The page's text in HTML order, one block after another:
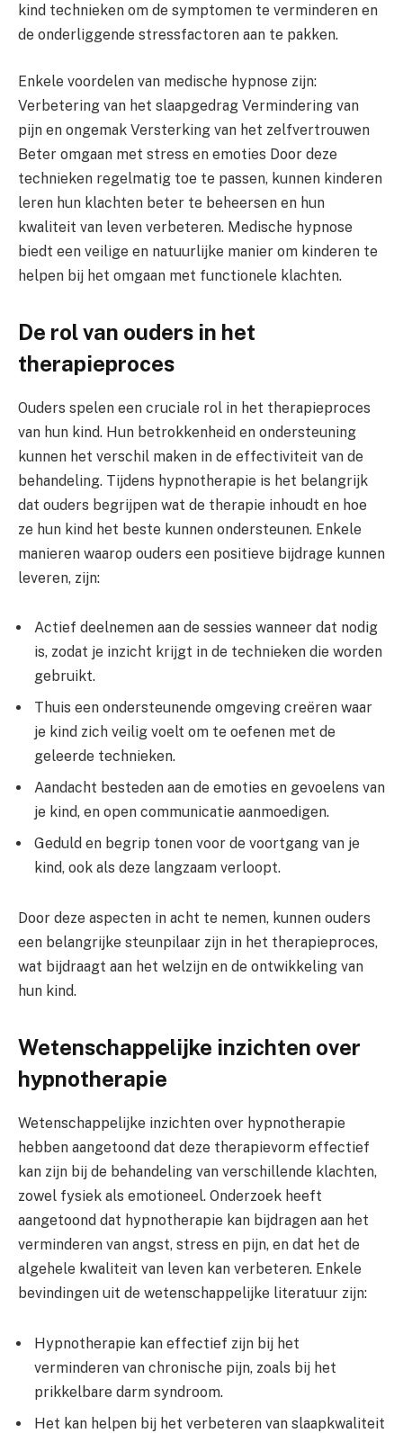
kind technieken om de symptomen te verminderen en
de onderliggende stressfactoren aan te pakken.
Enkele voordelen van medische hypnose zijn:
Verbetering van het slaapgedrag Vermindering van
pijn en ongemak Versterking van het zelfvertrouwen
Beter omgaan met stress en emoties Door deze
technieken regelmatig toe te passen, kunnen kinderen
leren hun klachten beter te beheersen en hun
kwaliteit van leven verbeteren. Medische hypnose
biedt een veilige en natuurlijke manier om kinderen te
helpen bij het omgaan met functionele klachten.
De rol van ouders in het
therapieproces
Ouders spelen een cruciale rol in het therapieproces
van hun kind. Hun betrokkenheid en ondersteuning
kunnen het verschil maken in de effectiviteit van de
behandeling. Tijdens hypnotherapie is het belangrijk
dat ouders begrijpen wat de therapie inhoudt en hoe
ze hun kind het beste kunnen ondersteunen. Enkele
manieren waarop ouders een positieve bijdrage kunnen
leveren, zijn:
Actief deelnemen aan de sessies wanneer dat nodig
is, zodat je inzicht krijgt in de technieken die worden
gebruikt.
Thuis een ondersteunende omgeving creëren waar
je kind zich veilig voelt om te oefenen met de
geleerde technieken.
Aandacht besteden aan de emoties en gevoelens van
je kind, en open communicatie aanmoedigen.
Geduld en begrip tonen voor de voortgang van je
kind, ook als deze langzaam verloopt.
Door deze aspecten in acht te nemen, kunnen ouders
een belangrijke steunpilaar zijn in het therapieproces,
wat bijdraagt aan het welzijn en de ontwikkeling van
hun kind.
Wetenschappelijke inzichten over
hypnotherapie
Wetenschappelijke inzichten over hypnotherapie
hebben aangetoond dat deze therapievorm effectief
kan zijn bij de behandeling van verschillende klachten,
zowel fysiek als emotioneel. Onderzoek heeft
aangetoond dat hypnotherapie kan bijdragen aan het
verminderen van angst, stress en pijn, en dat het de
algehele kwaliteit van leven kan verbeteren. Enkele
bevindingen uit de wetenschappelijke literatuur zijn:
Hypnotherapie kan effectief zijn bij het
verminderen van chronische pijn, zoals bij het
prikkelbare darm syndroom.
Het kan helpen bij het verbeteren van slaapkwaliteit